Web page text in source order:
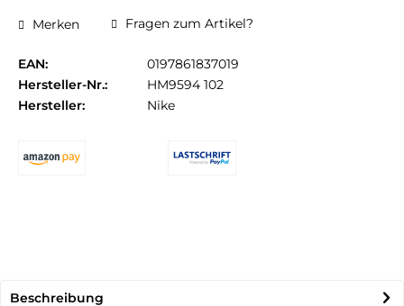
Merken Fragen zum Artikel?
EAN:
0197861837019
Hersteller-Nr.:
HM9594 102
Hersteller:
Nike
Beschreibung